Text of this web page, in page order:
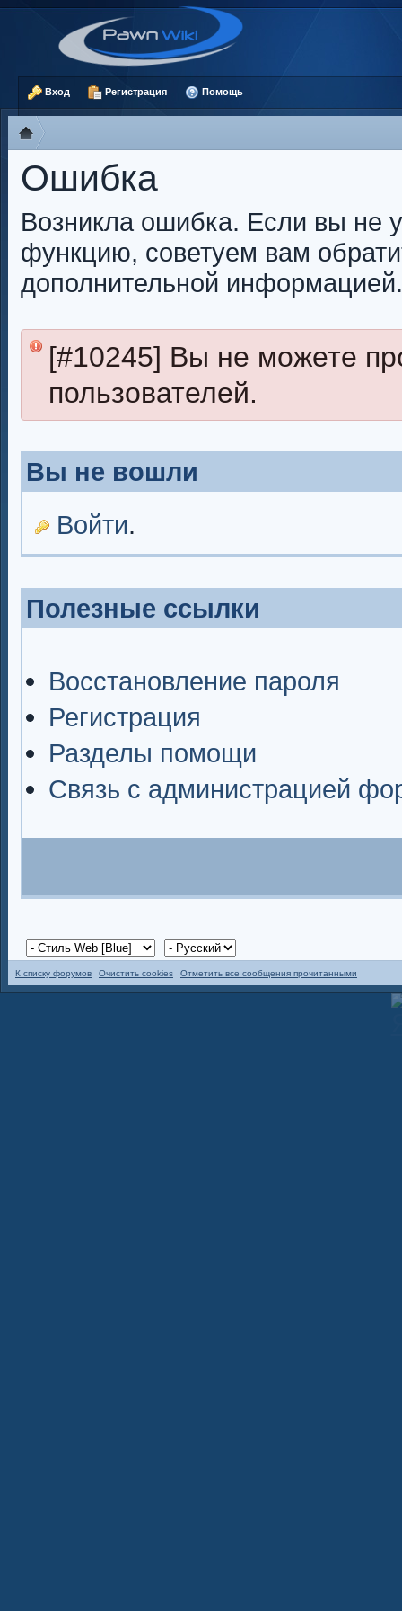
Вход Регистрация Помощь
Ошибка
Возникла ошибка. Если вы не
функцию, советуем вам
дополнительной информацией.
[#10245] Вы не можете
пользователей.
Вы не вошли
Войти.
Полезные ссылки
Восстановление пароля
Регистрация
Разделы помощи
Связь с администрацией
К списку форумов Очистить cookies Отметить все сообщения прочитанными